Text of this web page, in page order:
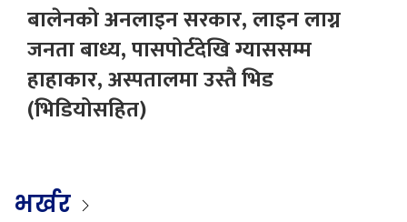
बालेनको अनलाइन सरकार, लाइन लाग्न
जनता बाध्य, पासपोर्टदेखि ग्याससम्म
हाहाकार, अस्पतालमा उस्तै भिड
(भिडियोसहित)
भर्खर